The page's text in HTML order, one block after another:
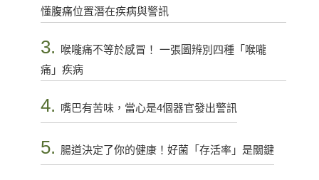
懂腹痛位置潛在疾病與警訊
3.
喉嚨痛不等於感冒！ 一張圖辨別四種「喉嚨
痛」疾病
4. 嘴巴有苦味，當心是4個器官發出警訊
5. 腸道決定了你的健康！好菌「存活率」是關鍵